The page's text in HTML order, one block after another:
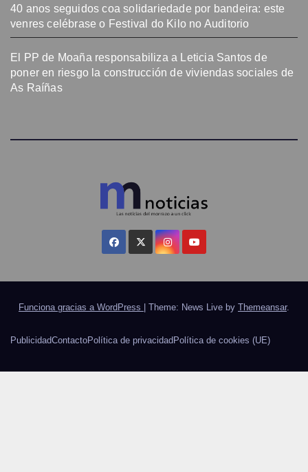
40 anos seguidos coa solidariedade por bandeira: este
venres celébrase o Festival do Kilo no Auditorio
El PP de Moaña responsabiliza a Leticia Santos de
poner en riesgo la construcción de viviendas sociales de
As Raíñas
Funciona gracias a WordPress | Theme: News Live by Themeansar.
PublicidadContactoPolítica de privacidad Política de cookies (UE)